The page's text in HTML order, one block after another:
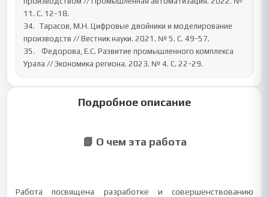
11. С. 12-18.
34.	 Тарасов, М.Н. Цифровые двойники и моделирование
производств // Вестник науки. 2021. № 5. С. 49-57.
35.	  Федорова, Е.С. Развитие промышленного комплекса
Урала // Экономика региона. 2023. № 4. С. 22-29.
Подробное описание
📘 О чем эта работа
Работа посвящена разработке и совершенствованию